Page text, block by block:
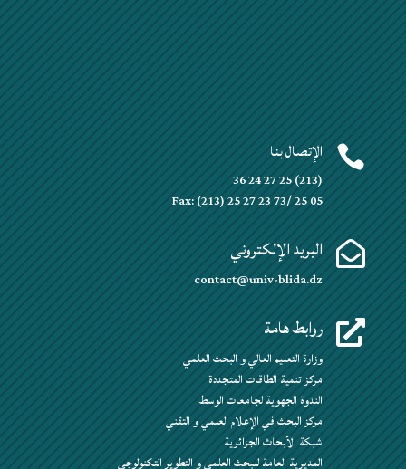
 الإتصال بنا
(213) 25 27 24 36
Fax: (213) 25 27 23 73/ 25 05
 البريد الإلكتروني
contact@univ-blida.dz
 روابط هامة
وزارة التعليم العالي و البحث العلمي
مركز تنمية الطاقات المتجددة
الندوة الجهوية لجامعات الوسط
مركز البحث في الإعلام العلمي و التقني
شبكة الأبحاث الجزائرية
المديرية العامة للبحث العلمي و التطوير التكنولوجي